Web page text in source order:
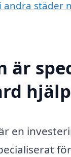
städer
är
en